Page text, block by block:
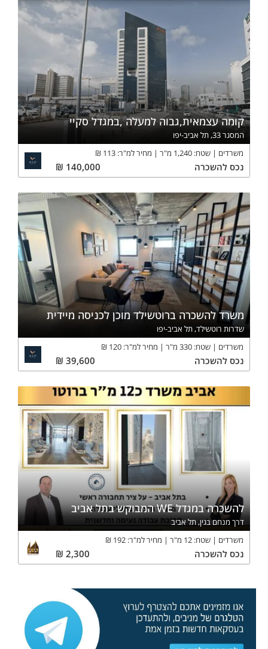
קומה עצמאית,גבוה למעלה ,במגדל סקיי
המסגר 33, תל אביב-יפו
משרדים
שטח: 1,240 מ"ר מחיר למ"ר: 113
₪
נכס להשכרה 140,000
₪
משרד להשכרה ברוטשילד מוכן לכניסה מיידית
שדרות רוטשילד, תל אביב-יפו
משרדים
שטח: 330 מ"ר מחיר למ"ר: 120
₪
נכס להשכרה 39,600
₪
להשכרה במגדל WE המבוקש בתל אביב
דרך מנחם בגין, תל אביב
משרדים
שטח: 12 מ"ר מחיר למ"ר: 192
₪
נכס להשכרה 2,300
₪